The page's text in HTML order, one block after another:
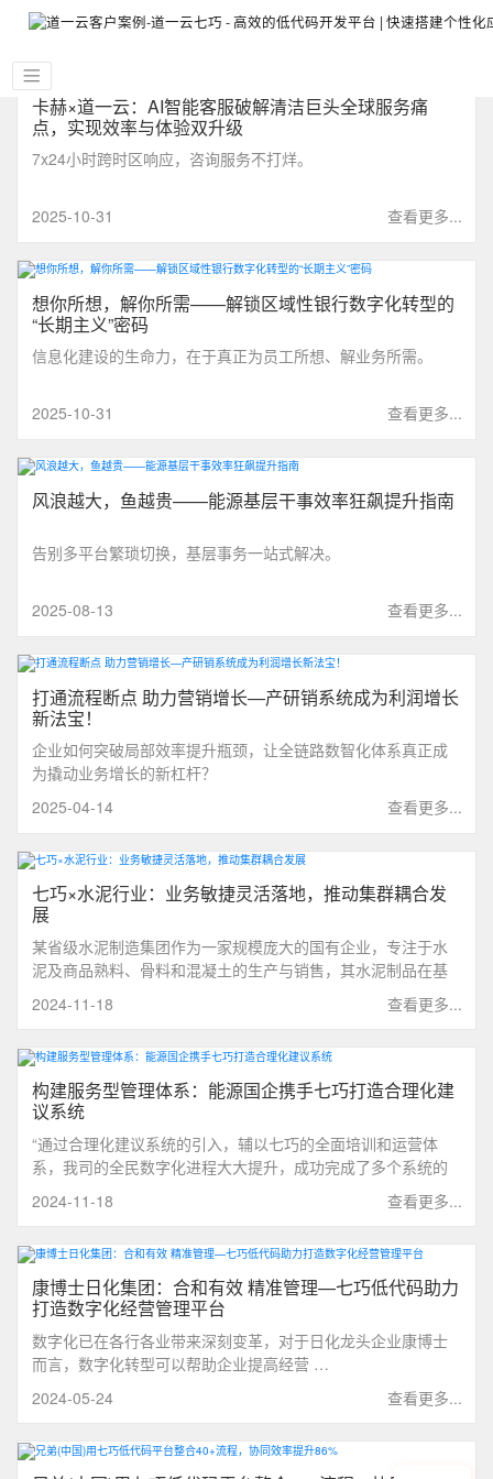
卡赫×道一云：AI智能客服破解清洁巨头全球服务痛
点，实现效率与体验双升级
7x24小时跨时区响应，咨询服务不打烊。
查看更多...
2025-10-31
想你所想，解你所需——解锁区域性银行数字化转型的
“长期主义”密码
信息化建设的生命力，在于真正为员工所想、解业务所需。
查看更多...
2025-10-31
风浪越大，鱼越贵——能源基层干事效率狂飙提升指南
告别多平台繁琐切换，基层事务一站式解决。
查看更多...
2025-08-13
打通流程断点 助力营销增长—产研销系统成为利润增长
新法宝！
企业如何突破局部效率提升瓶颈，让全链路数智化体系真正成
为撬动业务增长的新杠杆？‌
查看更多...
2025-04-14
七巧×水泥行业：业务敏捷灵活落地，推动集群耦合发
展
某省级水泥制造集团作为一家规模庞大的国有企业，专注于水
泥及商品熟料、骨料和混凝土的生产与销售，其水泥制品在基
础设施建设、房地产开发等领域得到了广泛应用。集团作为水
泥制造龙头企业，拥有多条大型生产线，采用现代化生产设备
地。
查看更多...
2024-11-18
构建服务型管理体系：能源国企携手七巧打造合理化建
议系统
“通过合理化建议系统的引入，辅以七巧的全面培训和运营体
系，我司的全民数字化进程大大提升，成功完成了多个系统的
搭建与落地。同时，公司也逐步构建起服务型管理体系，员工
积极性不同往日。”
查看更多...
2024-11-18
康博士日化集团：合和有效 精准管理—七巧低代码助力
打造数字化经营管理平台
数字化已在各行各业带来深刻变革，对于日化龙头企业康博士
而言，数字化转型可以帮助企业提高经营 …
查看更多...
2024-05-24